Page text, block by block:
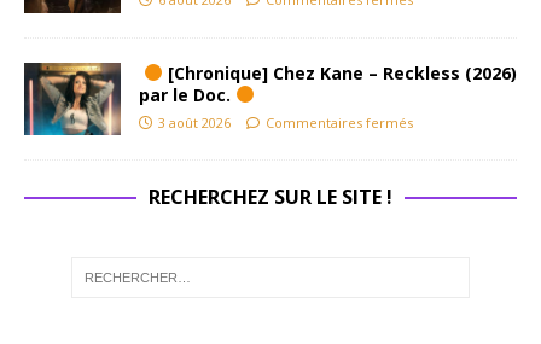
[Chronique] Chez Kane – Reckless (2026)
par le Doc.
3 août 2026 Commentaires fermés
RECHERCHEZ SUR LE SITE !